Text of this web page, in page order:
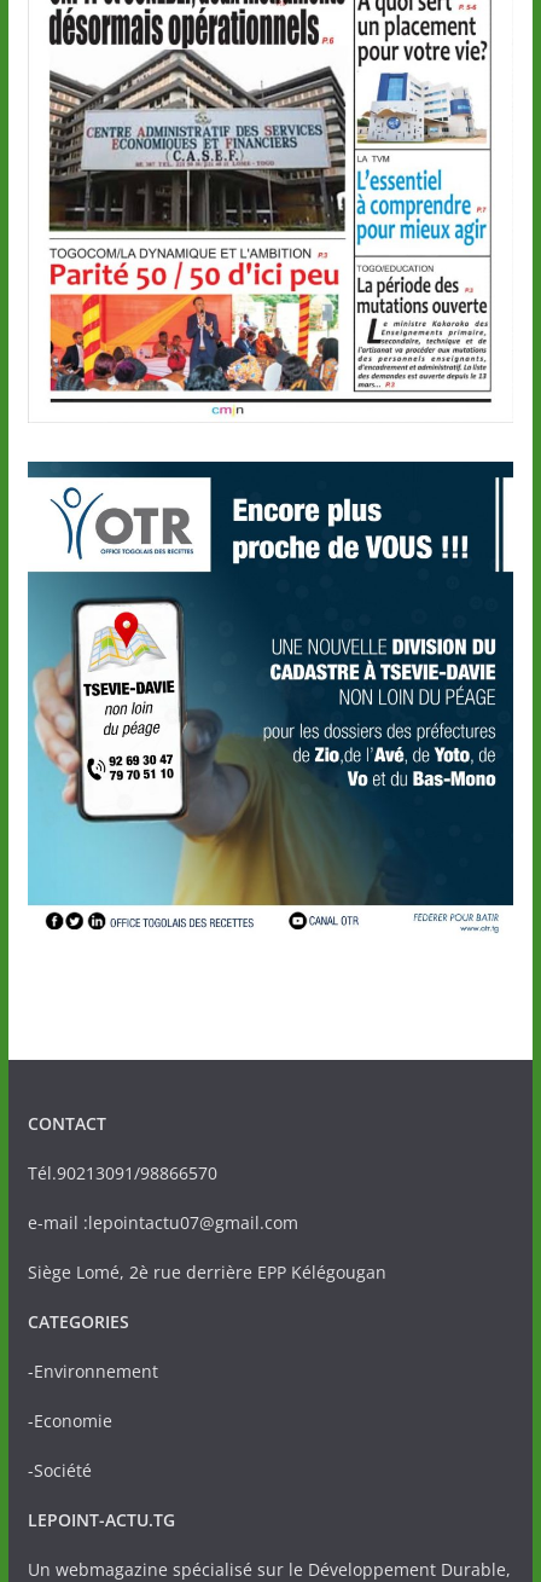
CONTACT
Tél.90213091/98866570
e-mail :lepointactu07@gmail.com
Siège Lomé, 2è rue derrière EPP Kélégougan
CATEGORIES
-Environnement
-Economie
-Société
LEPOINT-ACTU.TG
Un webmagazine spécialisé sur le Développement Durable,